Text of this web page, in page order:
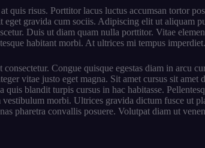
quis risus. Porttitor lacus luctus accumsan tortor
gravida cum sociis. Adipiscing elit ut aliquam
Duis ut diam quam nulla porttitor. Vitae
habitant morbi. At ultrices mi tempus
Congue quisque egestas diam in arcu
vitae justo eget magna. Sit amet cursus sit
blandit turpis cursus in hac habitasse.
morbi. Ultrices gravida dictum fusce ut
pharetra convallis posuere. Volutpat diam ut